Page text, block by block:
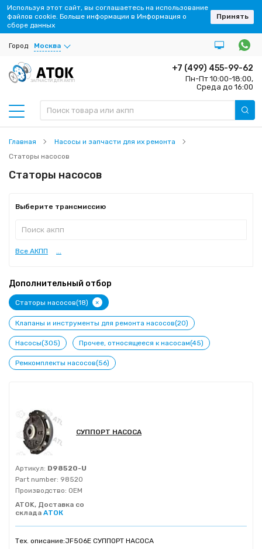
Город Москва
ЗАПЧАСТИ ДЛЯ АКПП
+7 (499) 455-99-62
Пн-Пт 10:00-18:00,
Среда до 16:00
Главная
Насосы и запчасти для их ремонта
Статоры насосов
Статоры насосов
Выберите трансмиссию
Все АКПП ...
Дополнительный отбор
Статоры насосов(18) +
Клапаны и инструменты для ремонта насосов(20)
Насосы(305) Прочее, относящееся к насосам(45)
Ремкомплекты насосов(56)
СУППОРТ НАСОСА
Артикул: D98520-U
Part number: 98520
Производство: OEM
ATOK, Доставка со
склада АТОК
Тех. описание:JF506E СУППОРТ НАСОСА
Используя этот сайт, вы соглашаетесь на использование
файлов cookie. Больше информации в Информация о
сборе данных
Принять